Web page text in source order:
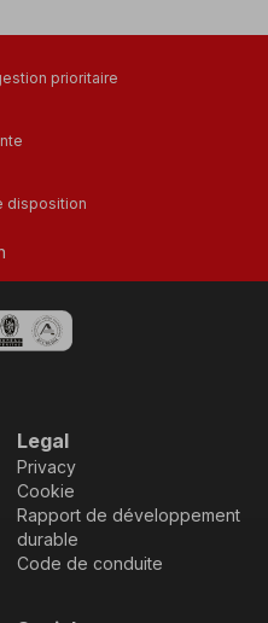
prioritaire
disposition
Legal
Privacy
Cookie
Rapport de développement
durable
Code de conduite